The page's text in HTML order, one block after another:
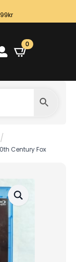
0
Century Fox